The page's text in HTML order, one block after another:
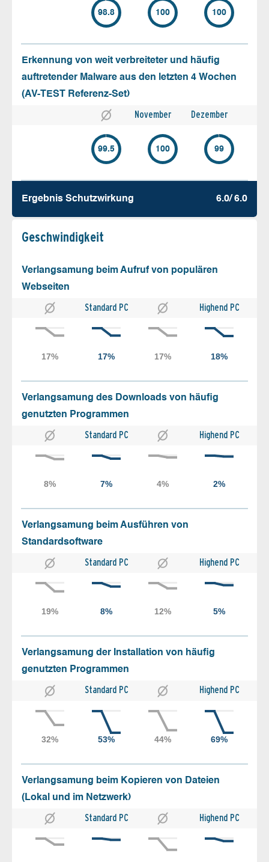
98.8 100 100
Erkennung von weit verbreiteter und häufig
auftretender Malware aus den letzten 4 Wochen
(AV-TEST Referenz-Set)
November Dezember
99.5 100 99
Ergebnis Schutz­wirkung 6.0/ 6.0
Geschw­indigkeit
Verlangsamung beim Aufruf von populären
Webseiten
Standard PC Highend PC
Verlangsamung des Downloads von häufig
genutzten Programmen
Standard PC Highend PC
Verlangsamung beim Ausführen von
Standardsoftware
Standard PC Highend PC
Verlangsamung der Installation von häufig
genutzten Programmen
Standard PC Highend PC
Verlangsamung beim Kopieren von Dateien
(Lokal und im Netzwerk)
Standard PC Highend PC